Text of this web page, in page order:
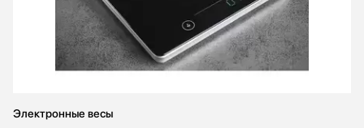
Электронные весы